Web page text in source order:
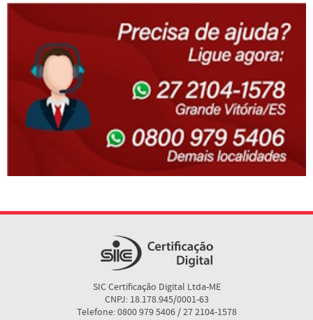
SIC Certificação Digital Ltda-ME
CNPJ: 18.178.945/0001-63
Telefone: 0800 979 5406 / 27 2104-1578